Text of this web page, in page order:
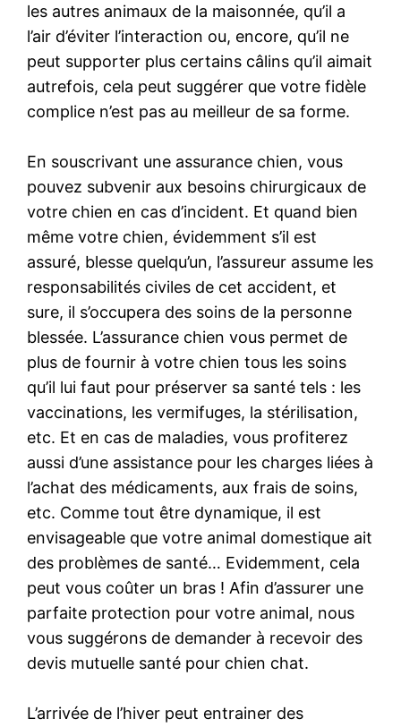
les autres animaux de la maisonnée, qu’il a
l’air d’éviter l’interaction ou, encore, qu’il ne
peut supporter plus certains câlins qu’il aimait
autrefois, cela peut suggérer que votre fidèle
complice n’est pas au meilleur de sa forme.
En souscrivant une assurance chien, vous
pouvez subvenir aux besoins chirurgicaux de
votre chien en cas d’incident. Et quand bien
même votre chien, évidemment s’il est
assuré, blesse quelqu’un, l’assureur assume les
responsabilités civiles de cet accident, et
sure, il s’occupera des soins de la personne
blessée. L’assurance chien vous permet de
plus de fournir à votre chien tous les soins
qu’il lui faut pour préserver sa santé tels : les
vaccinations, les vermifuges, la stérilisation,
etc. Et en cas de maladies, vous profiterez
aussi d’une assistance pour les charges liées à
l’achat des médicaments, aux frais de soins,
etc. Comme tout être dynamique, il est
envisageable que votre animal domestique ait
des problèmes de santé… Evidemment, cela
peut vous coûter un bras ! Afin d’assurer une
parfaite protection pour votre animal, nous
vous suggérons de demander à recevoir des
devis mutuelle santé pour chien chat.
L’arrivée de l’hiver peut entrainer des